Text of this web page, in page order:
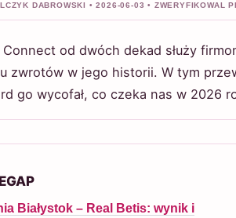
DABROWSKI • 2026-06-03 • ZWERYFIKOWAL
Connect od dwóch dekad służy
zwrotów w jego historii. W tym
go wycofał, co czeka nas w 2026
Białystok – Real Betis: wynik i